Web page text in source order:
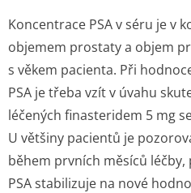
Koncentrace PSA v séru je v
objemem prostaty a objem
s věkem pacienta. Při
PSA je třeba vzít v úvahu
léčených finasteridem 5 mg
U většiny pacientů je
během prvních měsíců
PSA stabilizuje na nové